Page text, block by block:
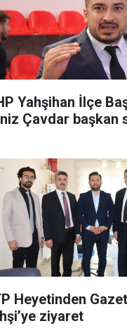
Yahşihan İlçe
Çavdar başkan
Heyetinden
ziyaret